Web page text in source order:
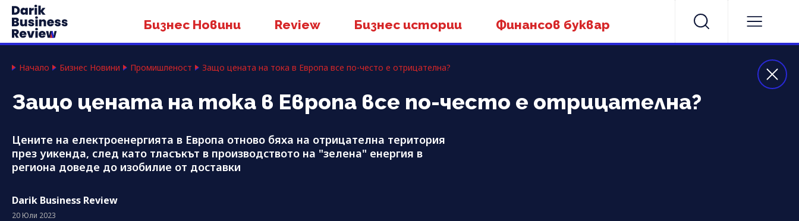
Бизнес Новини Review Бизнес истории Финансов буквар
Начало Бизнес Новини Промишленост Защо цената на тока в Европа все по-често e отрицателна?
Защо цената на тока в Европа все по-често e отрицателна?
Цените на електроенергията в Европа отново бяха на отрицателна територия
през уикенда, след като тласъкът в производството на "зелена" енергия в
региона доведе до изобилие от доставки
Darik Business Review
20 Юли 2023